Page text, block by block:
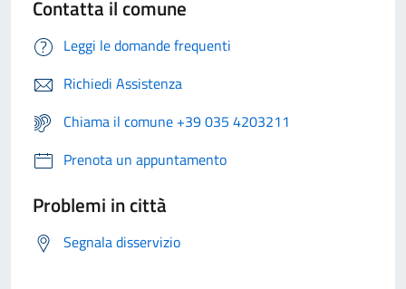
Contatta il comune
Leggi le domande frequenti
Richiedi Assistenza
Chiama il comune +39 035 4203211
Prenota un appuntamento
Problemi in città
Segnala disservizio